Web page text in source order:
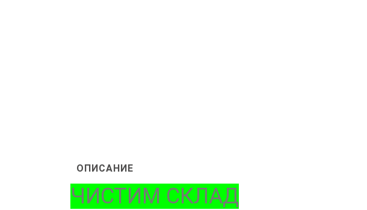
ОПИСАНИЕ
ЧИСТИМ СКЛАД